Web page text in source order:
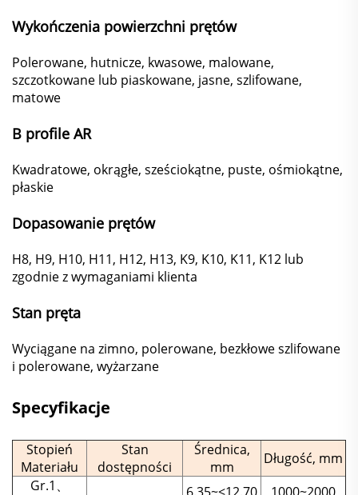
Wykończenia powierzchni prętów
Polerowane, hutnicze, kwasowe, malowane,
szczotkowane lub piaskowane, jasne, szlifowane,
matowe
B profile AR
Kwadratowe, okrągłe, sześciokątne, puste, ośmiokątne,
płaskie
Dopasowanie prętów
H8, H9, H10, H11, H12, H13, K9, K10, K11, K12 lub
zgodnie z wymaganiami klienta
Stan pręta
Wyciągane na zimno, polerowane, bezkłowe szlifowane
i polerowane, wyżarzane
Specyfikacje
Stopień
Materiału
Stan
dostępności
Średnica,
mm
Długość, mm
Gr.1、